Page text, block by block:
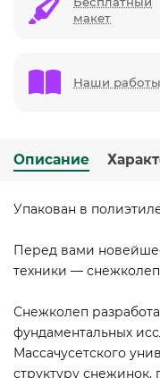
макет
Наши работы
Описание
Упакован в
Перед вами
техники —
Снежколеп
фундаментальных
Массачусетского
структуру